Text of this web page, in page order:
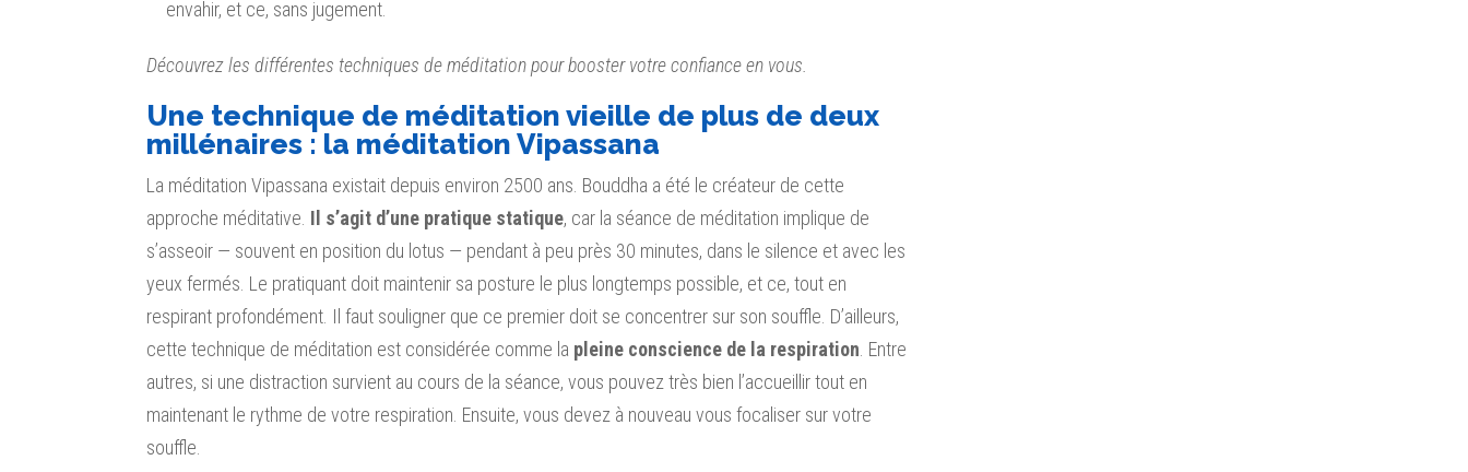
envahir, et ce, sans jugement.
Découvrez les différentes techniques de méditation pour booster votre confiance en vous.
Une technique de méditation vieille de plus de deux
millénaires : la méditation Vipassana
La méditation Vipassana existait depuis environ 2500 ans. Bouddha a été le créateur de cette
approche méditative. Il s’agit d’une pratique statique, car la séance de méditation implique de
s’asseoir — souvent en position du lotus — pendant à peu près 30 minutes, dans le silence et avec les
yeux fermés. Le pratiquant doit maintenir sa posture le plus longtemps possible, et ce, tout en
respirant profondément. Il faut souligner que ce premier doit se concentrer sur son souffle. D’ailleurs,
cette technique de méditation est considérée comme la pleine conscience de la respiration . Entre
autres, si une distraction survient au cours de la séance, vous pouvez très bien l’accueillir tout en
maintenant le rythme de votre respiration. Ensuite, vous devez à nouveau vous focaliser sur votre
souffle.